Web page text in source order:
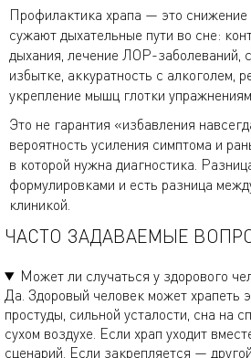
Профилактика храпа — это снижение
сужают дыхательные пути во сне:
дыхания, лечение ЛОР-заболеваний,
избытке, аккуратность с алкоголем,
укрепление мышц глотки
Это не гарантия «избавления
вероятность усиления симптома и
в которой нужна диагностика.
формулировками и есть разница
клиникой.
ЧАСТО ЗАДАВАЕМЫЕ
Может ли случаться у здорового
Да. Здоровый человек может храпеть
простуды, сильной усталости, сна на
сухом воздухе. Если храп уходит
сценарий. Если закрепляется — другой.